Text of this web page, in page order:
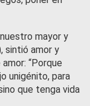
mayor y
sintió amor y
“Porque
unigénito, para
que tenga vida